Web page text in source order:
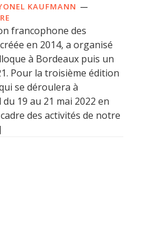
KAUFMANN
francophone des
en 2014, a organisé
à Bordeaux puis un
Pour la troisième édition
se déroulera à
19 au 21 mai 2022 en
des activités de notre